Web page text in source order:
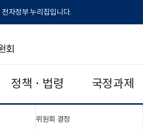
자정부 누리집입니다.
정책 · 법령 국정과제
위원회 결정